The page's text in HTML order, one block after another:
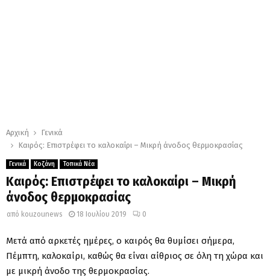
Αρχική
Γενικά
Καιρός: Επιστρέφει το καλοκαίρι – Μικρή άνοδος θερμοκρασίας
Γενικά Κοζάνη Τοπικά Νέα
Καιρός: Επιστρέφει το καλοκαίρι – Μικρή
άνοδος θερμοκρασίας
από kouzounews 18 Ιουλίου 2019 0
Μετά από αρκετές ημέρες, ο καιρός θα θυμίσει σήμερα,
Πέμπτη, καλοκαίρι, καθώς θα είναι αίθριος σε όλη τη χώρα και
με μικρή άνοδο της θερμοκρασίας.